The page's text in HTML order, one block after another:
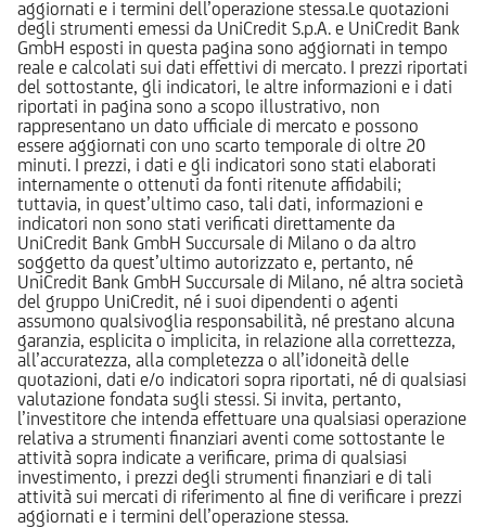
aggiornati e i termini dell’operazione stessa.Le quotazioni
degli strumenti emessi da UniCredit S.p.A. e UniCredit Bank
GmbH esposti in questa pagina sono aggiornati in tempo
reale e calcolati sui dati effettivi di mercato. I prezzi riportati
del sottostante, gli indicatori, le altre informazioni e i dati
riportati in pagina sono a scopo illustrativo, non
rappresentano un dato ufficiale di mercato e possono
essere aggiornati con uno scarto temporale di oltre 20
minuti. I prezzi, i dati e gli indicatori sono stati elaborati
internamente o ottenuti da fonti ritenute affidabili;
tuttavia, in quest’ultimo caso, tali dati, informazioni e
indicatori non sono stati verificati direttamente da
UniCredit Bank GmbH Succursale di Milano o da altro
soggetto da quest’ultimo autorizzato e, pertanto, né
UniCredit Bank GmbH Succursale di Milano, né altra società
del gruppo UniCredit, né i suoi dipendenti o agenti
assumono qualsivoglia responsabilità, né prestano alcuna
garanzia, esplicita o implicita, in relazione alla correttezza,
all’accuratezza, alla completezza o all’idoneità delle
quotazioni, dati e/o indicatori sopra riportati, né di qualsiasi
valutazione fondata sugli stessi. Si invita, pertanto,
l’investitore che intenda effettuare una qualsiasi operazione
relativa a strumenti finanziari aventi come sottostante le
attività sopra indicate a verificare, prima di qualsiasi
investimento, i prezzi degli strumenti finanziari e di tali
attività sui mercati di riferimento al fine di verificare i prezzi
aggiornati e i termini dell’operazione stessa.